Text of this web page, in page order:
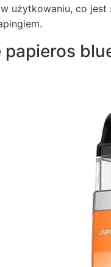
użytkowaniu, co
papieros